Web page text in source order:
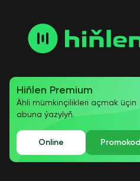
Hiňlen Premium
Ähli mümkinçilikleri açmak üçin
abuna ýazylyň.
Online Promokod